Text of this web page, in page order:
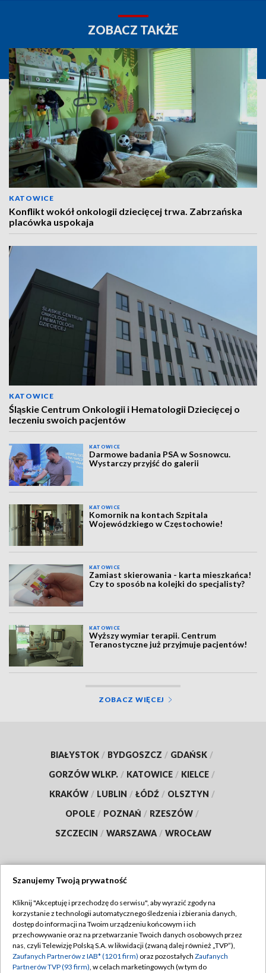
ZOBACZ TAKŻE
KATOWICE
Konflikt wokół onkologii dziecięcej trwa. Zabrzańska
placówka uspokaja
KATOWICE
Śląskie Centrum Onkologii i Hematologii Dziecięcej o
leczeniu swoich pacjentów
KATOWICE
Darmowe badania PSA w Sosnowcu.
Wystarczy przyjść do galerii
KATOWICE
Komornik na kontach Szpitala
Wojewódzkiego w Częstochowie!
KATOWICE
Zamiast skierowania - karta mieszkańca!
Czy to sposób na kolejki do specjalisty?
KATOWICE
Wyższy wymiar terapii. Centrum
Teranostyczne już przyjmuje pacjentów!
ZOBACZ WIĘCEJ
BIAŁYSTOK / BYDGOSZCZ / GDAŃSK /
GORZÓW WLKP. / KATOWICE / KIELCE /
KRAKÓW / LUBLIN / ŁÓDŹ / OLSZTYN /
OPOLE / POZNAŃ / RZESZÓW /
SZCZECIN / WARSZAWA / WROCŁAW
TVP
Abonament TVP
Emisja w TVP
Regulamin TVP
Polityka prywatności
Szanujemy Twoją prywatność
Kliknij "Akceptuję i przechodzę do serwisu", aby wyrazić zgody na
korzystanie z technologii automatycznego śledzenia i zbierania danych,
dostęp do informacji na Twoim urządzeniu końcowym i ich
przechowywanie oraz na przetwarzanie Twoich danych osobowych przez
nas, czyli Telewizję Polską S.A. w likwidacji (zwaną dalej również „TVP”),
Zaufanych Partnerów z IAB* (1201 firm) oraz pozostałych Zaufanych
Partnerów TVP (93 firm), w celach marketingowych (w tym do